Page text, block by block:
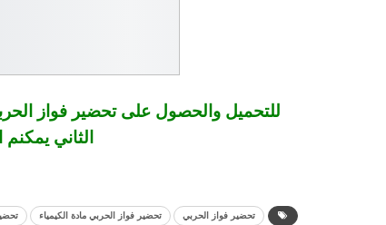
للتحميل والحصول على تحضير فواز
الثاني
تحضير فواز الحربي تحضير فواز الحربي مادة الكيمياء